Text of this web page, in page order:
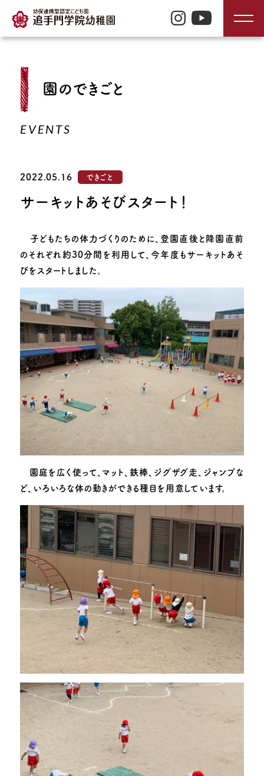
TOP
入園のご案内
子育て支援
お知らせ 園のできごと
動画で見る追手門学院幼稚園 採用情報
お問い合わせ このサイトについて
園のできごと
EVENTS
2022.05.16 できごと
サーキットあそびスタート！
子どもたちの体力づくりのために、登園直後と降園直前
のそれぞれ約30分間を利用して、今年度もサーキットあそ
びをスタートしました。
園庭を広く使って、マット、鉄棒、ジグザグ走、ジャンプな
ど、いろいろな体の動きができる種目を用意しています。